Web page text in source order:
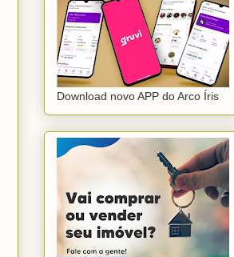
Download novo APP do Arco Íris